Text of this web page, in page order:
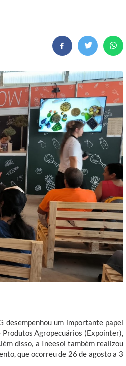
desempenhou um importante papel
Agropecuários (Expointer),
disso, a Ineesol também realizou
que ocorreu de 26 de agosto a 3